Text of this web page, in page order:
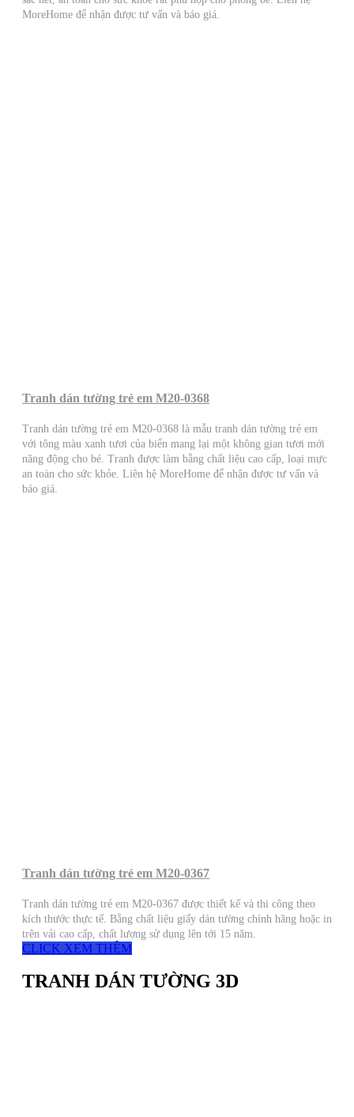
MoreHome để nhận được tư vấn và báo giá.
Tranh dán tường trẻ em M20-0368
Tranh dán tường trẻ em M20-0368 là mẫu tranh dán tường trẻ em
với tông màu xanh tươi của biển mang lại một không gian tươi mới
năng động cho bé. Tranh được làm bằng chất liệu cao cấp, loại mực
an toàn cho sức khỏe. Liên hệ MoreHome để nhận được tư vấn và
báo giá.
Tranh dán tường trẻ em M20-0367
Tranh dán tường trẻ em M20-0367 được thiết kế và thi công theo
kích thước thực tế. Bằng chất liệu giấy dán tường chính hãng hoặc in
trên vải cao cấp, chất lượng sử dụng lên tới 15 năm.
CLICK XEM THÊM
TRANH DÁN TƯỜNG 3D